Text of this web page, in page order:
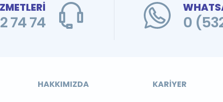
74 74 0
HAKKIMIZDA KARIYER